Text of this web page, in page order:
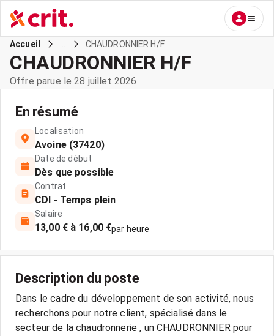
Accueil CHAUDRONNIER H/F
CHAUDRONNIER H/F
Offre parue le 28 juillet 2026
En résumé
Localisation
Avoine (37420)
Date de début
Dès que possible
Contrat
CDI - Temps plein
Salaire
13,00 € à 16,00 €par heure
Description du poste
Dans le cadre du développement de son activité, nous
recherchons pour notre client, spécialisé dans le
secteur de la chaudronnerie , un CHAUDRONNIER pour